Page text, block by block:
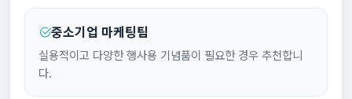
중소기업 마케팅팀
실용적이고 다양한 행사용 기념품이 필요한 경우 추천합니
다.